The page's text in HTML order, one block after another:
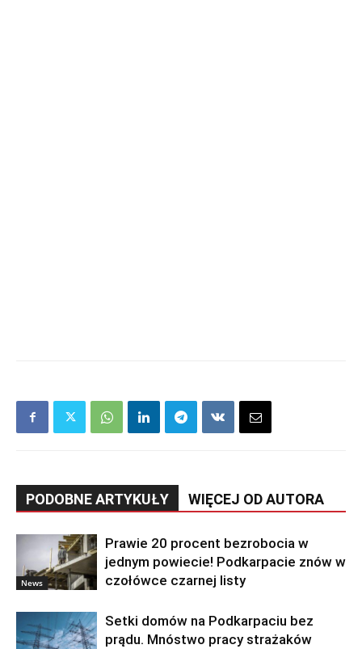
PODOBNE ARTYKUŁY WIĘCEJ OD AUTORA
News
Prawie 20 procent bezrobocia w
jednym powiecie! Podkarpacie znów w
czołówce czarnej listy
Setki domów na Podkarpaciu bez
prądu. Mnóstwo pracy strażaków